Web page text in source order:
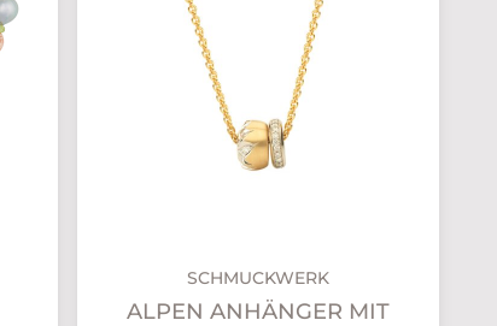
SCHMUCKWERK
ALPEN ANHÄNGER MIT